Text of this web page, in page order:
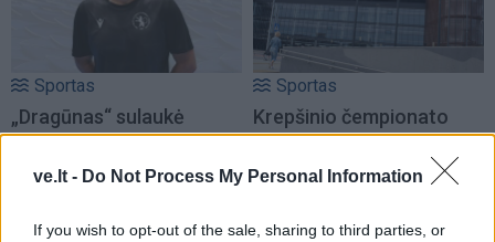
ve.lt - Do Not Process My Personal Information
If you wish to opt-out of the sale, sharing to third parties, or
Sportas
„Dragūnas“ sulaukė
pastiprinimo: į Klaipėdą
atvyksta Sakartvelo
Sportas
Krepšinio čempionato
organizavimui - 0,4 mln.
eurų